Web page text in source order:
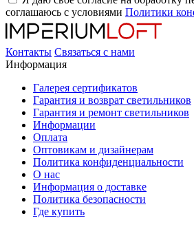
соглашаюсь с условиями Политики
Контакты Связаться с нами
Информация
Галерея сертификатов
Гарантия и возврат светильников
Гарантия и ремонт светильников
Информации
Оплата
Оптовикам и дизайнерам
Политика конфиденциальности
О нас
Информация о доставке
Политика безопасности
Где купить